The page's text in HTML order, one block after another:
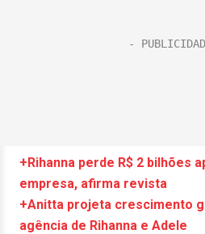
+Rihanna perde R$ 2 bilhões
empresa, afirma revista
+Anitta projeta crescimento
agência de Rihanna e Adele